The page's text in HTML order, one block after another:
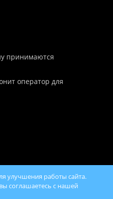
принимаются
оператор для
улучшения работы сайта.
соглашаетесь с нашей